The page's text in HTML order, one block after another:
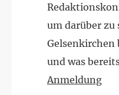
um darüber zu
Gelsenkirchen
und was
Anmeldung